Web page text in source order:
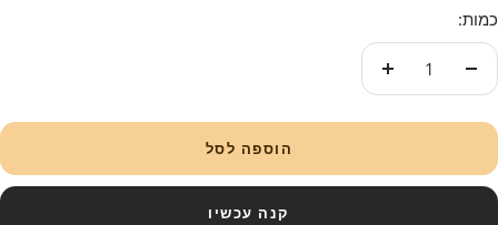
כמות:
פחות
הוספה לסל
קנה עכשיו